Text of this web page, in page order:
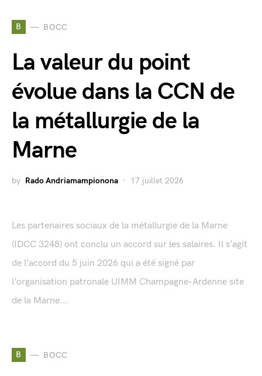
B BOCC
La valeur du point
évolue dans la CCN de
la métallurgie de la
Marne
by Rado Andriamampionona 17 juillet 2026
Les partenaires sociaux de la métallurgie de la Marne
(IDCC 3248) ont conclu un accord sur les salaires. Il s’agit
de l’accord du 5 juin 2026 qui a été signé par
l’organisation patronale UIMM Champagne-Ardenne site
de la Marne...
B BOCC